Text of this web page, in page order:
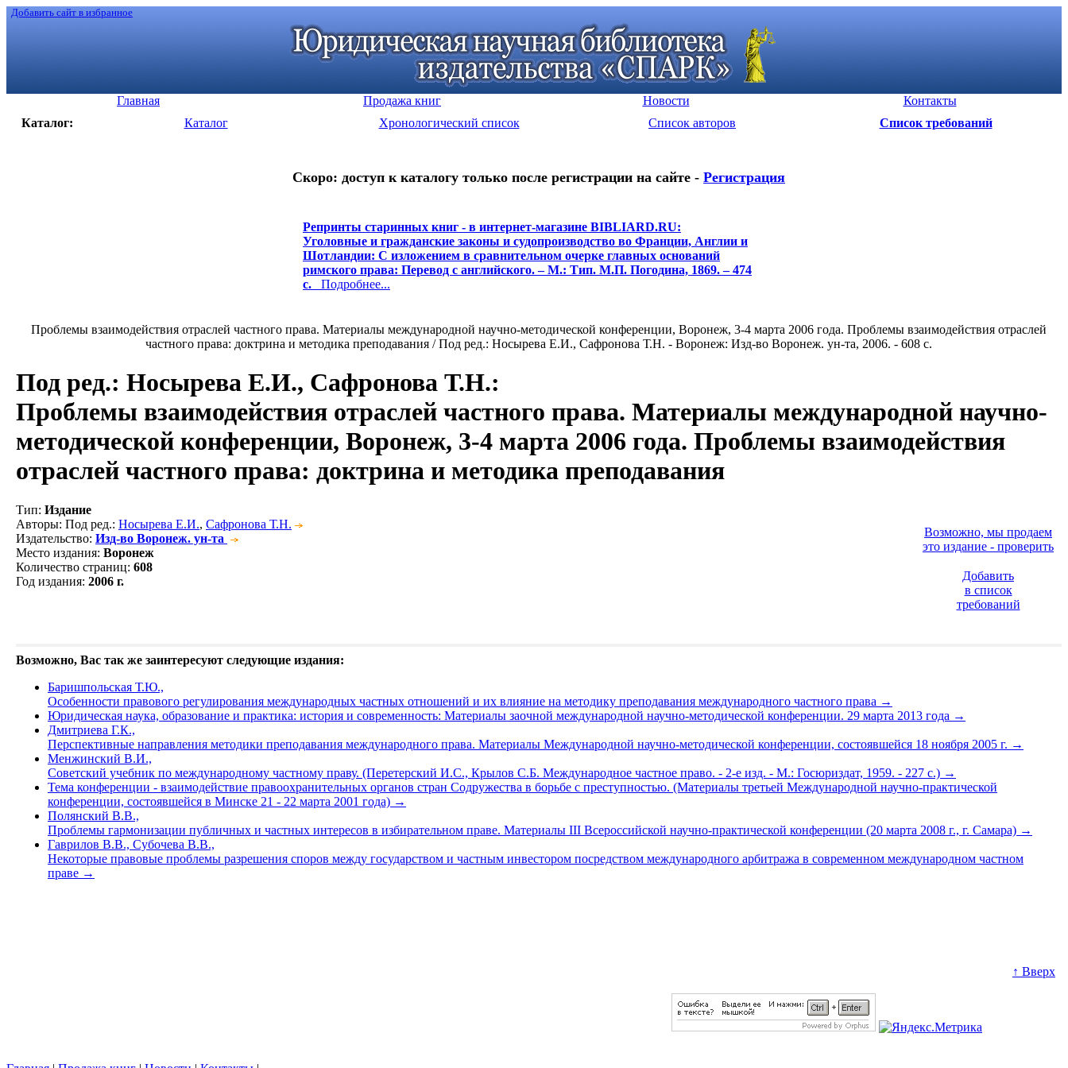
Добавить сайт в избранное
Главная Продажа книг Новости
Контакты
Каталог:
Каталог Хронологический список Список авторов Список требований
Скоро: доступ к каталогу только после регистрации на сайте - Регистрация
Репринты старинных книг - в интернет-магазине BIBLIARD.RU:
Уголовные и гражданские законы и судопроизводство во Франции, Англии и
Шотландии: С изложением в сравнительном очерке главных оснований
римского права: Перевод с английского. – М.: Тип. М.П. Погодина, 1869. – 474
с. Подробнее...
Проблемы взаимодействия отраслей частного права. Материалы международной научно-методической конференции, Воронеж, 3-4 марта 2006 года. Проблемы взаимодействия отраслей
частного права: доктрина и методика преподавания / Под ред.: Носырева Е.И., Сафронова Т.Н. - Воронеж: Изд-во Воронеж. ун-та, 2006. - 608 c.
Под ред.: Носырева Е.И., Сафронова Т.Н.:
Проблемы взаимодействия отраслей частного права. Материалы международной научно-
методической конференции, Воронеж, 3-4 марта 2006 года. Проблемы взаимодействия
отраслей частного права: доктрина и методика преподавания
Тип: Издание
Авторы: Под ред.: Носырева Е.И., Сафронова Т.Н.
Издательство: Изд-во Воронеж. ун-та
Место издания: Воронеж
Количество страниц: 608
Год издания: 2006 г.
Возможно, мы продаем
это издание - проверить
Добавить
в список
требований
Возможно, Вас так же заинтересуют следующие издания:
Баришпольская Т.Ю.,
Особенности правового регулирования международных частных отношений и их влияние на методику преподавания международного частного права →
Юридическая наука, образование и практика: история и современность: Материалы заочной международной научно-методической конференции. 29 марта 2013 года →
Дмитриева Г.К.,
Перспективные направления методики преподавания международного права. Материалы Международной научно-методической конференции, состоявшейся 18 ноября 2005 г. →
Менжинский В.И.,
Советский учебник по международному частному праву. (Перетерский И.С., Крылов С.Б. Международное частное право. - 2-е изд. - М.: Госюриздат, 1959. - 227 с.) →
Тема конференции - взаимодействие правоохранительных органов стран Содружества в борьбе с преступностью. (Материалы третьей Международной научно-практической
конференции, состоявшейся в Минске 21 - 22 марта 2001 года) →
Полянский В.В.,
Проблемы гармонизации публичных и частных интересов в избирательном праве. Материалы III Всероссийской научно-практической конференции (20 марта 2008 г., г. Самара) →
Гаврилов В.В., Субочева В.В.,
Некоторые правовые проблемы разрешения споров между государством и частным инвестором посредством международного арбитража в современном международном частном
праве →
↑ Вверх